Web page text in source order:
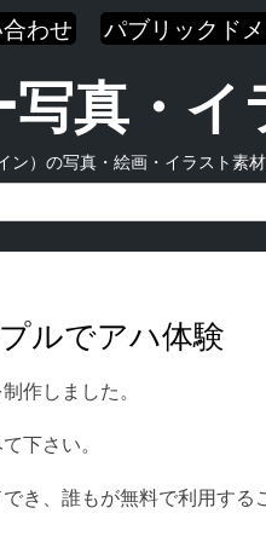
わせ パブリックド
真・イ
）の写真・絵画・イラスト素材
ルでアハ体験
作しました。
下さい。
き、誰もが無料で利用する